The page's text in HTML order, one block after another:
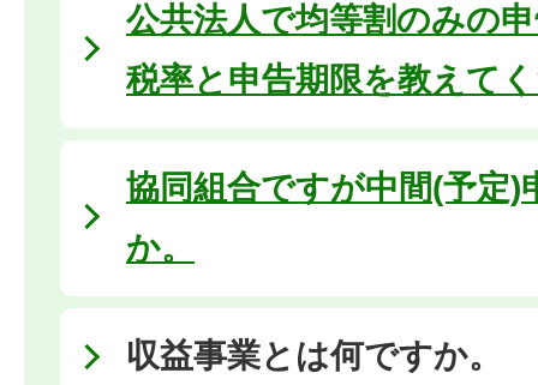
公共法人で均等割のみの
税率と申告期限を教えて
協同組合ですが中間(予定)
か。
収益事業とは何ですか。